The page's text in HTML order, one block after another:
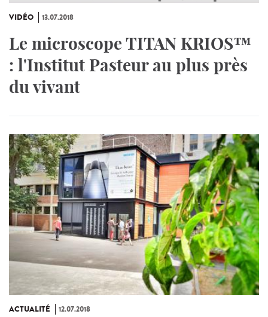
VIDÉO 13.07.2018
Le microscope TITAN KRIOS™
: l'Institut Pasteur au plus près
du vivant
ACTUALITÉ 12.07.2018